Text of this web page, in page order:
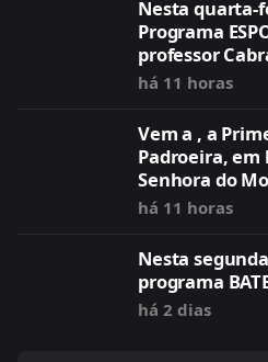
Nesta quarta-
Programa
professor
há 11 horas
Vem a , a
Padroeira, em
Senhora do
há 11 horas
Nesta
programa
há 2 dias